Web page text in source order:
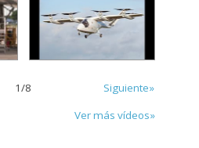
1/8
Siguiente»
Ver más vídeos»